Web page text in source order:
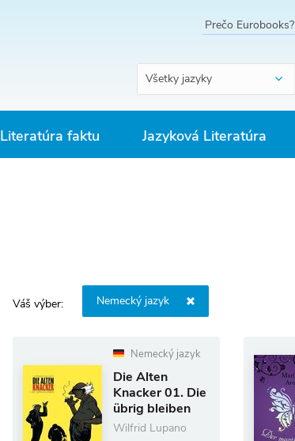
Prečo Eurobooks?
Všetky jazyky
Literatúra faktu Jazyková Literatúra
Váš výber: Nemecký jazyk
Nemecký jazyk
Die Alten
Knacker 01. Die
übrig bleiben
Wilfrid Lupano